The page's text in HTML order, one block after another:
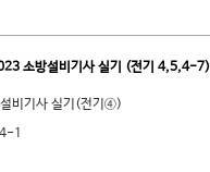
소방설비기사 실기 (전기 4,5,4-7)
비기사 실기(전기④)
1